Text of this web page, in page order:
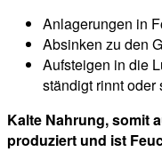
Anlagerungen in
Absinken zu den
Aufsteigen in die
ständigt rinnt
Kalte Nahrung, somit
produziert und ist